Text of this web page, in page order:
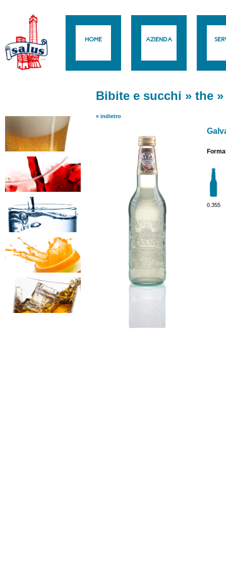
HOME AZIENDA
Bibite e succhi » the
« indietro
0.355